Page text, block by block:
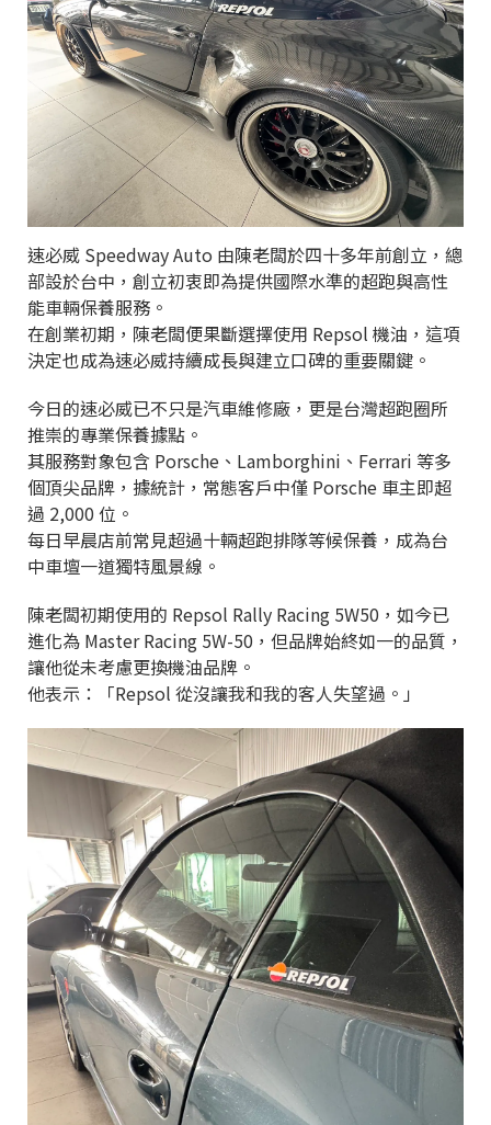
速必威 Speedway Auto 由陳老闆於四十多年前創立，總
部設於台中，創立初衷即為提供國際水準的超跑與高性
能車輛保養服務。
在創業初期，陳老闆便果斷選擇使用 Repsol 機油，這項
決定也成為速必威持續成長與建立口碑的重要關鍵。
今日的速必威已不只是汽車維修廠，更是台灣超跑圈所
推崇的專業保養據點。
其服務對象包含 Porsche、Lamborghini、Ferrari 等多
個頂尖品牌，據統計，常態客戶中僅 Porsche 車主即超
過 2,000 位。
每日早晨店前常見超過十輛超跑排隊等候保養，成為台
中車壇一道獨特風景線。
陳老闆初期使用的 Repsol Rally Racing 5W50，如今已
進化為 Master Racing 5W-50，但品牌始終如一的品質，
讓他從未考慮更換機油品牌。
他表示：「Repsol 從沒讓我和我的客人失望過。」